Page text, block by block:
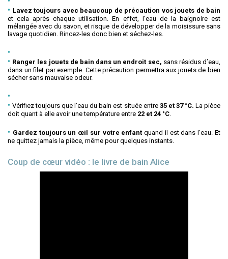
Lavez toujours avec beaucoup de précaution vos jouets de bain
et cela après chaque utilisation. En effet, l’eau de la baignoire est
mélangée avec du savon, et risque de développer de la moisissure sans
lavage quotidien. Rincez-les donc bien et séchez-les.
Ranger les jouets de bain dans un endroit sec, sans résidus d’eau,
dans un filet par exemple. Cette précaution permettra aux jouets de bien
sécher sans mauvaise odeur.
Vérifiez toujours que l’eau du bain est située entre 35 et 37 °C. La pièce
doit quant à elle avoir une température entre 22 et 24 °C
Gardez toujours un œil sur votre enfant quand il est dans l’eau. Et
ne quittez jamais la pièce, même pour quelques instants.
Coup de cœur vidéo : le livre de bain Alice